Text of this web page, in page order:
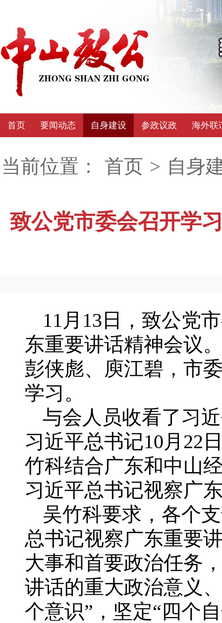
首页 要闻动态 自身建设 参政议政 海外联
当前位置： 首页 > 自身
致公党市委会召开学
11月13日，致公党
东重要讲话精神会议
彭侠彪、庾江碧，市
学习。
与会人员收看了习
习近平总书记10月22
竹科结合广东和中山
习近平总书记视察广
吴竹科要求，各个
总书记视察广东重要
大事和首要政治任务
讲话的重大政治意义
个意识”，坚定“四个